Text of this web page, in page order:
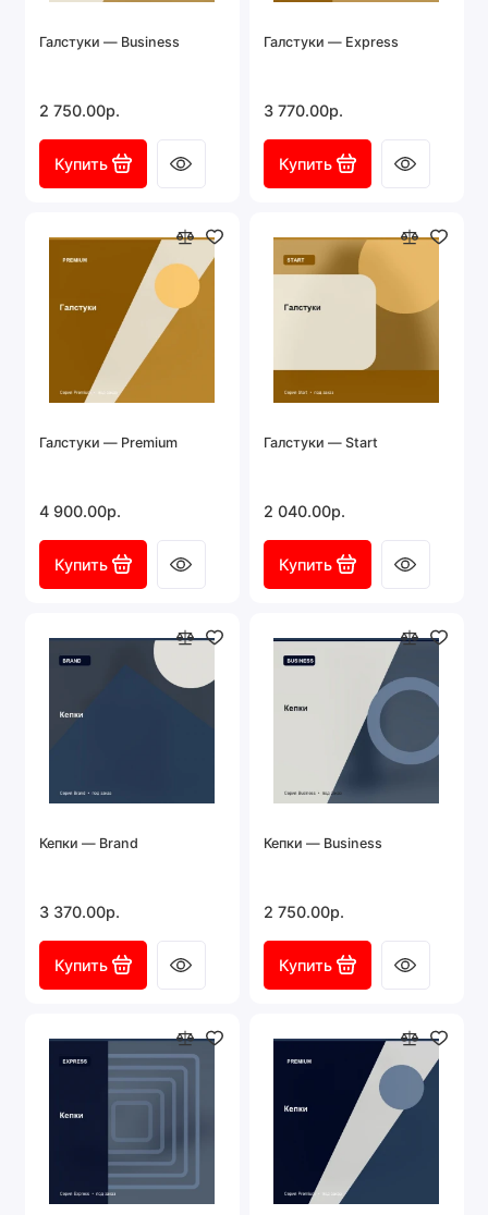
Галстуки — Business
2 750.00р.
Купить
Галстуки — Express
3 770.00р.
Купить
Галстуки — Premium
4 900.00р.
Купить
Галстуки — Start
2 040.00р.
Купить
Кепки — Brand
3 370.00р.
Купить
Кепки — Business
2 750.00р.
Купить